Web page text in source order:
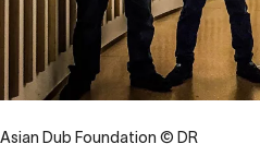
Asian Dub Foundation © DR